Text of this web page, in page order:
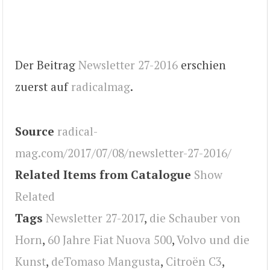
Der Beitrag Newsletter 27-2016 erschien
zuerst auf radicalmag.
Source radical-
mag.com/2017/07/08/newsletter-27-2016/
Related Items from Catalogue Show
Related
Tags Newsletter 27-2017, die Schauber von
Horn, 60 Jahre Fiat Nuova 500,Volvo und die
Kunst, deTomaso Mangusta, Citroën C3,